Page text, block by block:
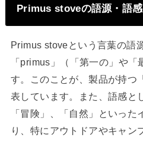
Primus stoveの語源・語
Primus stoveという言葉の語
「primus」（「第一の」や「
す。このことが、製品が持つ
表しています。また、語感と
「冒険」、「自然」といっ
り、特にアウトドアやキャン